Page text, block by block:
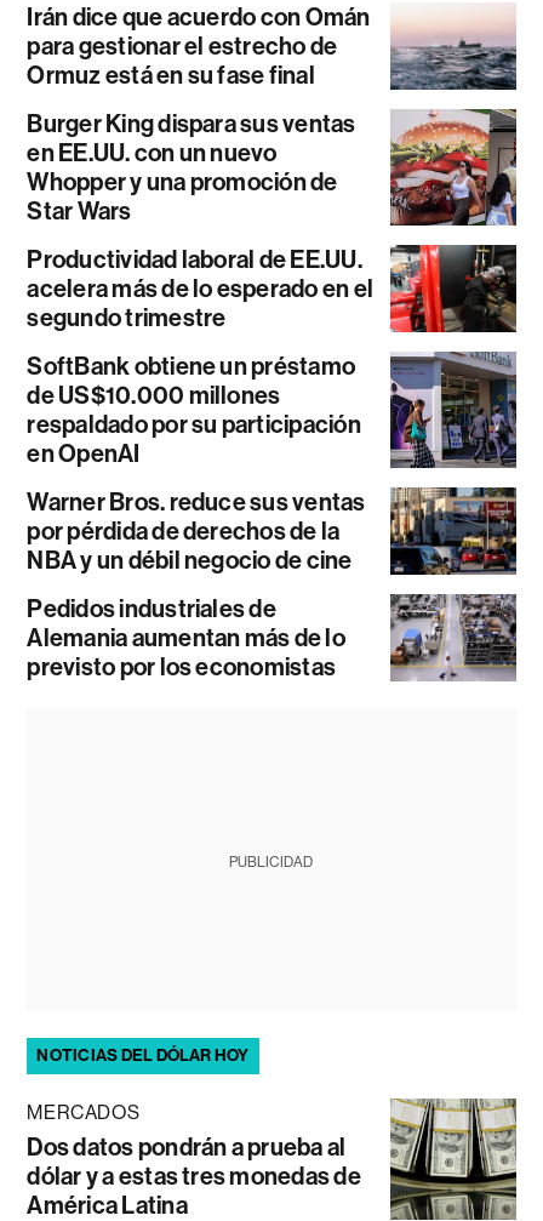
Irán dice que acuerdo con Omán
para gestionar el estrecho de
Ormuz está en su fase final
Burger King dispara sus ventas
en EE.UU. con un nuevo
Whopper y una promoción de
Star Wars
Productividad laboral de EE.UU.
acelera más de lo esperado en el
segundo trimestre
SoftBank obtiene un préstamo
de US$10.000 millones
respaldado por su participación
en OpenAI
Warner Bros. reduce sus ventas
por pérdida de derechos de la
NBA y un débil negocio de cine
Pedidos industriales de
Alemania aumentan más de lo
previsto por los economistas
PUBLICIDAD
NOTICIAS DEL DÓLAR HOY
MERCADOS
Dos datos pondrán a prueba al
dólar y a estas tres monedas de
América Latina